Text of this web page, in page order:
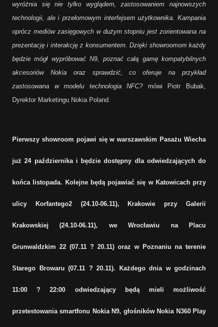
wyróżnia się nie tylko wyglądem, zastosowaniem najnowszych
technologii, ale i przełomowym interfejsem użytkownika. Kampania
oprócz mediów zasięgowych w dużym stopniu jest zorientowana na
prezentację i interakcję z konsumentem. Dzięki showroomom każdy
będzie mógł wypróbować N9, poznać całą gamę kompatybilnych
akcesoriów Nokia oraz sprawdzić, co oferuje na przykład
zastosowana w modelu technologia NFC?mówi Piotr Bubak,
Dyrektor Marketingu Nokia Poland.
Pierwszy showroom pojawi się w warszawskim Pasażu Wiecha
już 24 październikai będzie dostępny dla odwiedzających do
końca listopada. Kolejne będą pojawiać się w Katowicach przy
ulicy Korfantego2 (24.10-06.11), Krakowie przy Galerii
Krakowskiej (24.10-06.11), we Wrocławiu na Placu
Grunwaldzkim 22 (07.11 ? 20.11) oraz w Poznaniu na terenie
Starego Browaru (07.11 ? 20.11). Każdego dnia w godzinach
11:00 ? 22:00 odwiedzający będą mieli możliwość
przetestowania smartfonu Nokia N9, głośników Nokia N360 Play